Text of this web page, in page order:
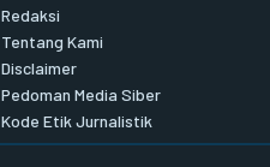
Redaksi
Tentang Kami
Disclaimer
Pedoman Media Siber
Kode Etik Jurnalistik